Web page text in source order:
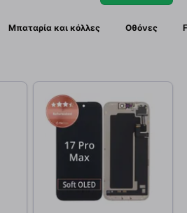
Μπαταρία και κόλλες Οθόνες